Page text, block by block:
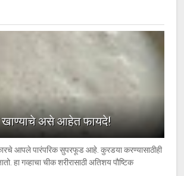
खाण्याचे असे आहेत फायदे!
आपले पारंपरिक सुपरफूड आहे. कुरडया करण्यासाठीही
हा गव्हाचा चीक शरीरासाठी अतिशय पौष्टिक